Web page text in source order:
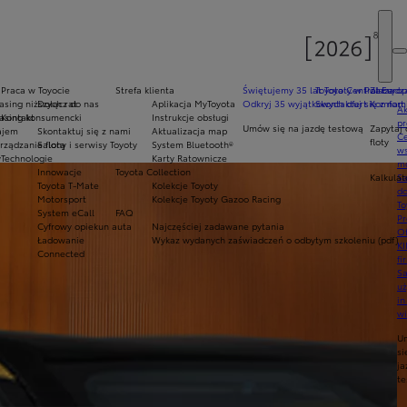
Świętujemy 35 lat Toyoty w Polsce
Odkryj 35 wyjątkowych ofert
Umów się na jazdę testową
Praca w Toyocie
Dołącz do nas
Kontakt
Skontaktuj się z nami
Salony i serwisy Toyoty
Technologie
Innowacje
Toyota T-Mate
Motorsport
System eCall
Cyfrowy opiekun auta
Ładowanie
Connected
Toyota Central
Skontaktuj się z
niższych rat
konsumencki
flotą
Komfort
Zapytaj
floty
Strefa klienta
Aplikacja MyToyota
Instrukcje obsługi
Aktualizacja map
System Bluetooth®
Karty Ratownicze
Toyota Collection
Kolekcje Toyoty
Kolekcje Toyoty Gazoo Racing
FAQ
Najczęściej zadawane pytania
Wykaz wydanych zaświadczeń o odbytym szkoleniu (pdf)